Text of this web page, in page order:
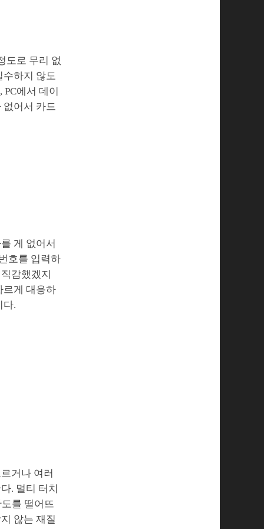
도로 무리 없
수하지 않도
에서 데이
없어서 카드
게 없어서
호를 입력하
감했겠지
르게 대응하
다.
거나 여러
. 멀티 터치
를 떨어뜨
않는 재질